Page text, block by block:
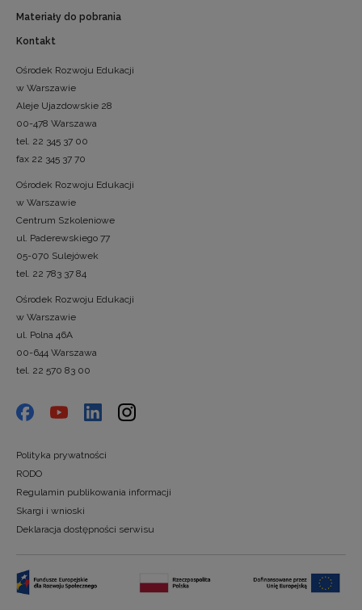
Materiały do pobrania
Kontakt
Ośrodek Rozwoju Edukacji
w Warszawie
Aleje Ujazdowskie 28
00-478 Warszawa
tel. 22 345 37 00
fax 22 345 37 70
Ośrodek Rozwoju Edukacji
w Warszawie
Centrum Szkoleniowe
ul. Paderewskiego 77
05-070 Sulejówek
tel. 22 783 37 84
Ośrodek Rozwoju Edukacji
w Warszawie
ul. Polna 46A
00-644 Warszawa
tel. 22 570 83 00
Polityka prywatności
RODO
Regulamin publikowania informacji
Skargi i wnioski
Deklaracja dostępności serwisu